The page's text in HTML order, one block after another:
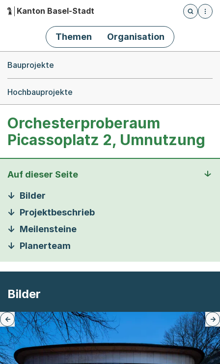
Hauptnavigation
Kanton Basel-Stadt
Öffnet
Themen Organisation
Bauprojekte
Hochbauprojekte
Orchesterproberaum
Picassoplatz 2, Umnutzung
Auf dieser Seite
Bilder
Projektbeschrieb
Meilensteine
Planerteam
Bilder